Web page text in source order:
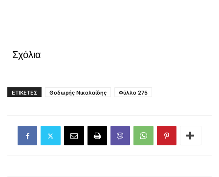
Σχόλια
ΕΤΙΚΕΤΕΣ Θοδωρής Νικολαΐδης Φύλλο 275